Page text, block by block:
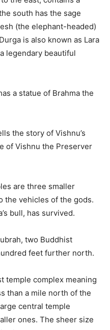
south has the sage
(the elephant-headed)
is also known as Lara
legendary beautiful
a statue of Brahma the
the story of Vishnu’s
of Vishnu the Preserver
are three smaller
the vehicles of the gods.
bull, has survived.
two Buddhist
feet further north.
temple complex meaning
than a mile north of the
central temple
ones. The sheer size